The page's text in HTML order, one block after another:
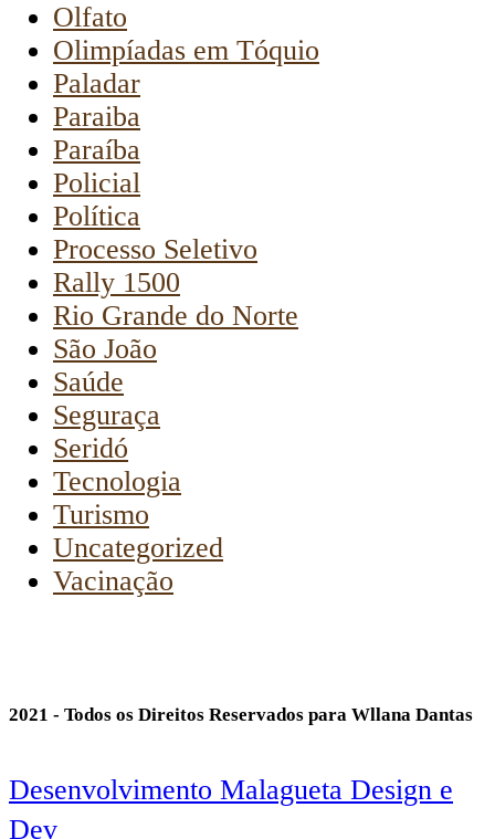
Olfato
Olimpíadas em Tóquio
Paladar
Paraiba
Paraíba
Policial
Política
Processo Seletivo
Rally 1500
Rio Grande do Norte
São João
Saúde
Seguraça
Seridó
Tecnologia
Turismo
Uncategorized
Vacinação
2021 - Todos os Direitos Reservados para Wllana Dantas
Desenvolvimento Malagueta Design e
Dev